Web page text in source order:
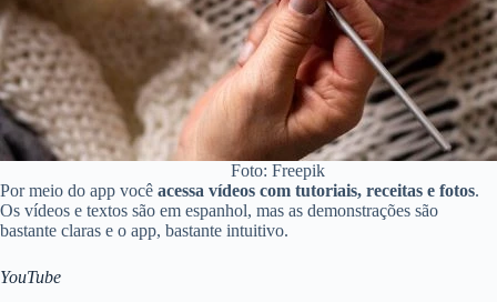
Foto: Freepik
Por meio do app você acessa vídeos com tutoriais, receitas e fotos.
Os vídeos e textos são em espanhol, mas as demonstrações são
bastante claras e o app, bastante intuitivo.
YouTube